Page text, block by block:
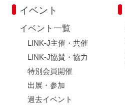
イベント
イベント一覧
LINK-J主催・共催
LINK-J協賛・協力
特別会員開催
出展・参加
過去イベント